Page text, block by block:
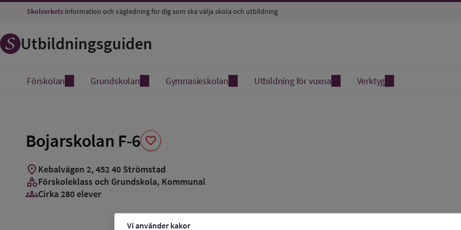
Vi använder kakor
Skolverkets information och vägledning för dig som ska välja skola och utbildning
Utbildningsguiden
Förskolan Grundskolan Gymnasieskolan Utbildning för vuxna Verktyg
Bojarskolan F-6 favorite
Spara
location_on Kebalvägen 2, 45240 Strömstad
categoryFörskoleklass och Grundskola, Kommunal
groups_3Cirka 280 elever